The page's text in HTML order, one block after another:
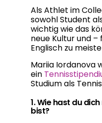
Als Athlet im
sowohl Student
wichtig wie das
neue Kultur und
Englisch zu
Mariia Iordanova
ein
Studium als
1. Wie hast du
bist?